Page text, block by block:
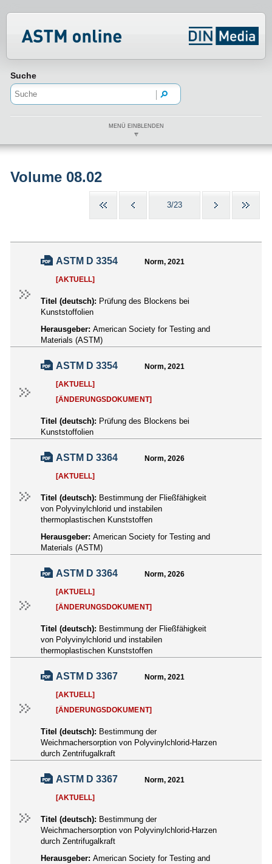
Suche
MENÜ EINBLENDEN
Volume 08.02
3/23
ASTM D 3354 Norm, 2021
[AKTUELL]
Titel (deutsch): Prüfung des Blockens bei
Kunststoffolien
Herausgeber: American Society for Testing and
Materials (ASTM)
ASTM D 3354 Norm, 2021
[AKTUELL]
[ÄNDERUNGSDOKUMENT]
Titel (deutsch): Prüfung des Blockens bei
Kunststoffolien
ASTM D 3364 Norm, 2026
[AKTUELL]
Titel (deutsch): Bestimmung der Fließfähigkeit
von Polyvinylchlorid und instabilen
thermoplastischen Kunststoffen
Herausgeber: American Society for Testing and
Materials (ASTM)
ASTM D 3364 Norm, 2026
[AKTUELL]
[ÄNDERUNGSDOKUMENT]
Titel (deutsch): Bestimmung der Fließfähigkeit
von Polyvinylchlorid und instabilen
thermoplastischen Kunststoffen
ASTM D 3367 Norm, 2021
[AKTUELL]
[ÄNDERUNGSDOKUMENT]
Titel (deutsch): Bestimmung der
Weichmachersorption von Polyvinylchlorid-Harzen
durch Zentrifugalkraft
ASTM D 3367 Norm, 2021
[AKTUELL]
Titel (deutsch): Bestimmung der
Weichmachersorption von Polyvinylchlorid-Harzen
durch Zentrifugalkraft
Herausgeber: American Society for Testing and